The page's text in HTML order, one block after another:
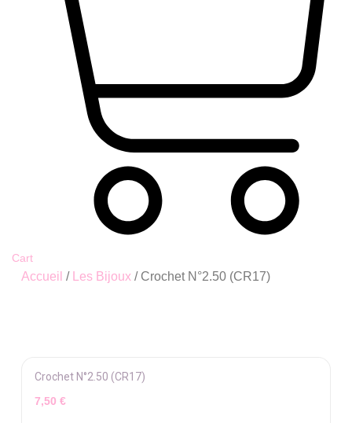
Cart
Accueil / Les Bijoux / Crochet N°2.50 (CR17)
Crochet N°2.50 (CR17)
7,50 €